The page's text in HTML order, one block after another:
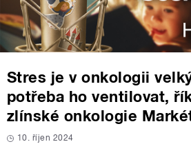
Stres je v onkologii
potřeba ho ventilovat,
zlínské onkologie
10. říjen 2024